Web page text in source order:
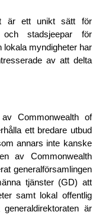
är ett unikt sätt för
stadsjeepar för
lokala myndigheter har
av att delta
Commonwealth of
ett bredare utbud
annars inte kanske
av Commonwealth
generalförsamlingen
tjänster (GD) att
samt lokal offentlig
är